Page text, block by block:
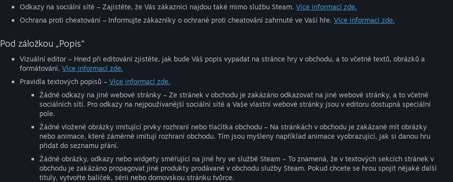
Odkazy na sociální sítě – Zajistěte, že Vás zákazníci najdou také mimo službu Steam. Více informací zde.
Ochrana proti cheatování – Informujte zákazníky o ochraně proti cheatování zahrnuté ve Vaší hře. Více informací zde.
Pod záložkou „Popis“
Vizuální editor – Hned při editování zjistěte, jak bude Váš popis vypadat na stránce hry v obchodu, a to včetně textů, obrázků a
formátování. Více informací zde.
Pravidla textových popisů – Více informací zde.
Žádné odkazy na jiné webové stránky – Ze stránek v obchodu je zakázáno odkazovat na jiné webové stránky, a to včetně
sociálních sítí. Pro odkazy na nejpoužívanější sociální sítě a Vaše vlastní webové stránky jsou v editoru dostupná speciální
pole.
Žádné vložené obrázky imitující prvky rozhraní nebo tlačítka obchodu – Na stránkách v obchodu je zakázané mít obrázky
nebo animace, které záměrně imitují rozhraní obchodu. Tím jsou myšleny například animace vyobrazující, jak si danou hru
přidat do seznamu přání.
Žádné obrázky, odkazy nebo widgety směřující na jiné hry ve službě Steam – To znamená, že v textových sekcích stránek v
obchodu je zakázáno propagovat jiné produkty prodávané v obchodu služby Steam. Pokud chcete se hrou spojit nějaké další
tituly, vytvořte balíček, sérii nebo domovskou stránku tvůrce.